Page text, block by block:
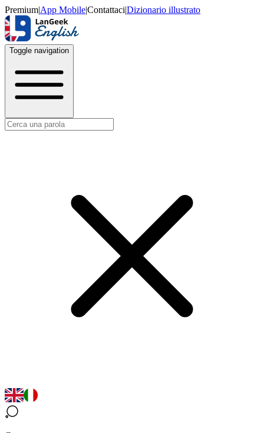
Premium|App Mobile|Contattaci|Dizionario illustrato
Toggle navigation